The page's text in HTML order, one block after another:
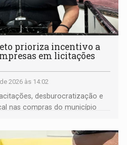
prioriza incentivo a
em licitações
2026 às 14:02
desburocratização e
nas compras do município